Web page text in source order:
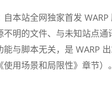
自本站全网独家首发
不明的文件、与未知站点
能与脚本无关，是 WARP
使用场景和局限性》章节）